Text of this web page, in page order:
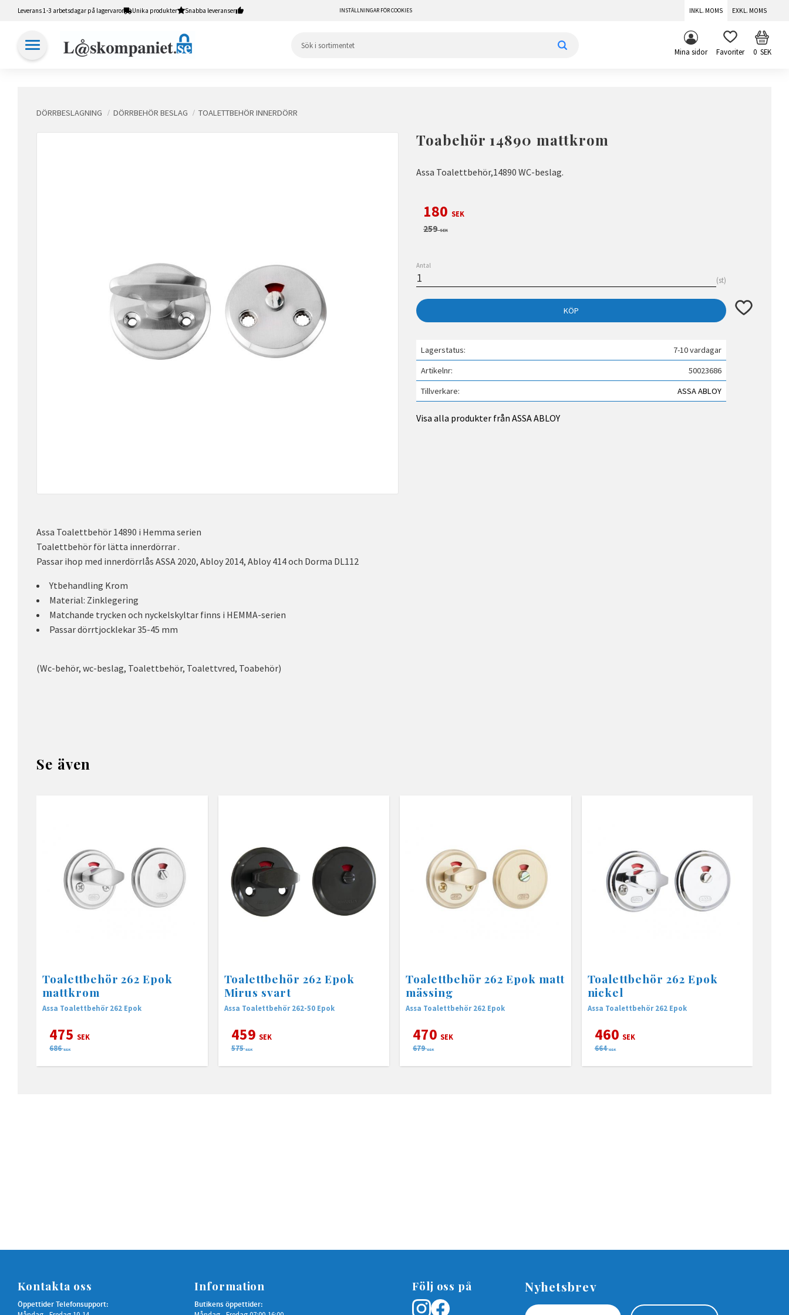
Leverans 1-3 arbetsdagar på lagervaror Unika produkter Snabba leveranser INSTÄLLNINGAR FÖR COOKIES INKL. MOMS EXKL. MOMS
Mina sidor FAVORITER 0SEK
DÖRRBESLAGNING DÖRRBEHÖR BESLAG TOALETTBEHÖR INNERDÖRR
Toabehör 14890 mattkrom
Assa Toalettbehör,14890 WC-beslag.
Nedsatt pris:
180 SEK
Ordinarie pris:
259SEK
Antal
st
KÖP Lägg till i
Lagerstatus
7-10 vardagar
Artikelnr
50023686
Tillverkare
ASSA ABLOY
Visa alla produkter från ASSA ABLOY
Assa Toalettbehör 14890 i Hemma serien
Toalettbehör för lätta innerdörrar .
Passar ihop med innerdörrlås ASSA 2020, Abloy 2014, Abloy 414 och Dorma DL112
Ytbehandling Krom
Material: Zinklegering
Matchande trycken och nyckelskyltar finns i HEMMA-serien
Passar dörrtjocklekar 35-45 mm
(Wc-behör, wc-beslag, Toalettbehör, Toalettvred, Toabehör)
Se även
Toalettbehör 262 Epok
mattkrom
Assa Toalettbehör 262 Epok
475 SEK
686 SEK
Toalettbehör 262 Epok
Mirus svart
Assa Toalettbehör 262-50 Epok
459 SEK
575 SEK
Toalettbehör 262 Epok matt
mässing
Assa Toalettbehör 262 Epok
470 SEK
679 SEK
Toalettbehör 262 Epok
nickel
Assa Toalettbehör 262 Epok
460 SEK
664 SEK
Kontakta oss
Öppettider Telefonsupport:
Information
Butikens öppettider:
Följ oss på Nyhetsbrev